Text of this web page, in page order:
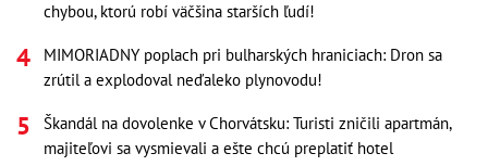
chybou, ktorú robí väčšina starších ľudí!
MIMORIADNY poplach pri bulharských hraniciach: Dron sa
zrútil a explodoval neďaleko plynovodu!
Škandál na dovolenke v Chorvátsku: Turisti zničili apartmán,
majiteľovi sa vysmievali a ešte chcú preplatiť hotel